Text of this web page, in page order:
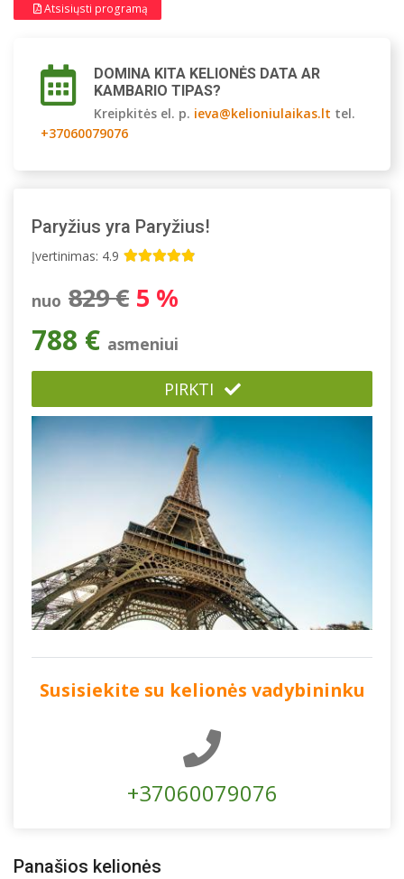
Atsisiųsti programą
DOMINA KITA KELIONĖS DATA AR
KAMBARIO TIPAS?
Kreipkitės el. p. ieva@kelioniulaikas.lt tel.
+37060079076
Paryžius yra Paryžius!
Įvertinimas: 4.9
nuo 829 € 5 %
788 € asmeniui
PIRKTI
Susisiekite su kelionės vadybininku
+37060079076
Panašios kelionės